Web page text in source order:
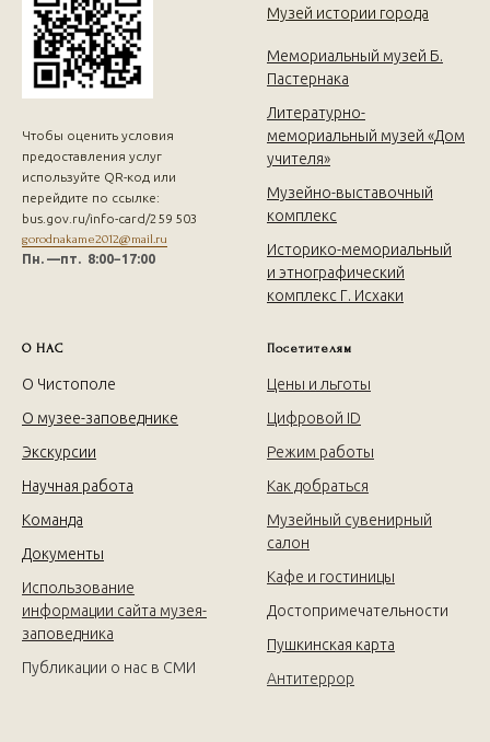
Чтобы оценить условия
предоставления услуг
используйте QR-код или
перейдите по ссылке:
bus.gov.ru/info-card/259 503
gorodnakame2012@mail.ru
Пн. —пт. 8:00−17:00
Музей истории города
Мемориальный музей Б.
Пастернака
Литературно-
мемориальный музей «Дом
учителя»
Музейно-выставочный
комплекс
Историко-мемориальный
и этнографический
комплекс Г. Исхаки
О НАС
О Чистополе
О музее-заповеднике
Экскурсии
Научная работа
Команда
Документы
Использование
информации сайта музея-
заповедника
Публикации о нас в СМИ
Посетителям
Цены и льготы
Цифровой ID
Режим работы
Как добраться
Музейный сувенирный
салон
Кафе и гостиницы
Достопримечательности
Пушкинская карта
Антитеррор